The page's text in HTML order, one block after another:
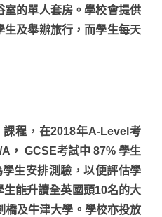
的單人套房。學校會提供
生及舉辦旅行，而學生每天
程，在2018年A-Level考
， GCSE考試中 87% 學生
生安排測驗，以便評估學
能升讀全英國頭10名的大
橋及牛津大學。學校亦投放